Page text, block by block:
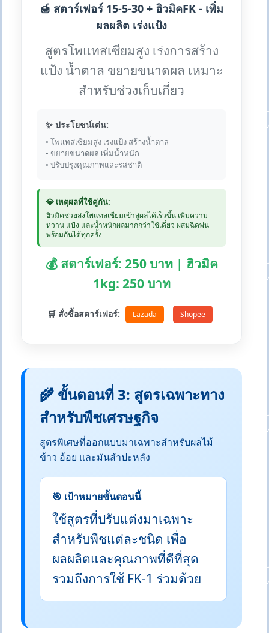
🍯 สตาร์เฟอร์ 15-5-30 + ฮิวมิคFK - เพิ่ม
ผลผลิต เร่งแป้ง
สูตรโพแทสเซียมสูง เร่งการสร้าง
แป้ง น้ำตาล ขยายขนาดผล เหมาะ
สำหรับช่วงเก็บเกี่ยว
✨ ประโยชน์เด่น:
• โพแทสเซียมสูง เร่งแป้ง สร้างน้ำตาล
• ขยายขนาดผล เพิ่มน้ำหนัก
• ปรับปรุงคุณภาพและรสชาติ
💎 เหตุผลที่ใช้คู่กัน:
ฮิวมิคช่วยส่งโพแทสเซียมเข้าสู่ผลได้เร็วขึ้น เพิ่มความ
หวาน แป้ง และน้ำหนักผลมากกว่าใช้เดี่ยว ผสมฉีดพ่น
พร้อมกันได้ทุกครั้ง
💰 สตาร์เฟอร์: 250 บาท | ฮิวมิค
1kg: 250 บาท
🛒 สั่งซื้อสตาร์เฟอร์: Lazada Shopee
🌾 ขั้นตอนที่ 3: สูตรเฉพาะทาง
สำหรับพืชเศรษฐกิจ
สูตรพิเศษที่ออกแบบมาเฉพาะสำหรับผลไม้
ข้าว อ้อย และมันสำปะหลัง
🎯 เป้าหมายขั้นตอนนี้
ใช้สูตรที่ปรับแต่งมาเฉพาะ
สำหรับพืชแต่ละชนิด เพื่อ
ผลผลิตและคุณภาพที่ดีที่สุด
รวมถึงการใช้ FK-1 ร่วมด้วย